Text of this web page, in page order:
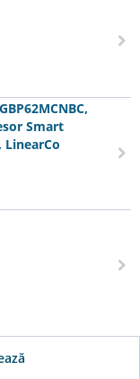
Smart